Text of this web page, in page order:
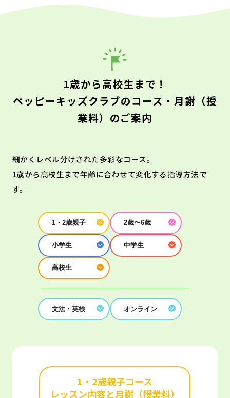
1歳から高校生まで！
ペッピーキッズクラブのコース・月謝（授
業料）のご案内
細かくレベル分けされた多彩なコース。
1歳から高校生まで年齢に合わせて変化する指導方法で
す。
1・2歳親子 2歳〜6歳
小学生 中学生
高校生
文法・英検 オンライン
1・2歳親子コース
レッスン内容と月謝（授業料）